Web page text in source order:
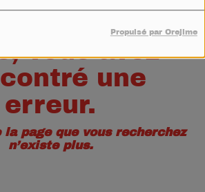
Propulsé par Orejime
vous avez
une
erreur.
page que vous recherchez
n’existe plus.